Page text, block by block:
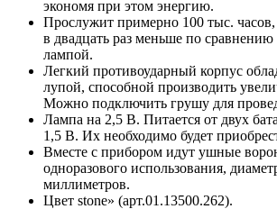
экономя при этом энергию.
Прослужит примерно 100 тыс. часов,
в двадцать раз меньше по сравнению
лампой.
Легкий противоударный корпус
лупой, способной производить
Можно подключить грушу для
Лампа на 2,5 В. Питается от двух
1,5 В. Их необходимо будет
Вместе с прибором идут ушные
одноразового использования,
миллиметров.
Цвет stone» (арт.01.13500.262).